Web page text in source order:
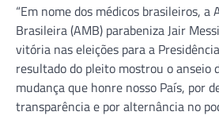
“Em nome dos médicos brasileiros, a
Brasileira (AMB) parabeniza Jair
vitória nas eleições para a
resultado do pleito mostrou o anseio
mudança que honre nosso País, por
transparência e por alternância no